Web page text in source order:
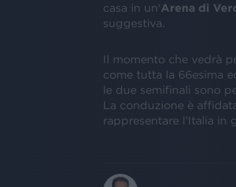
casa in un'Arena di
suggestiva.
Il momento che vedrà
come tutta la 66esima
le due semifinali sono
La conduzione è
rappresentare l’Italia in